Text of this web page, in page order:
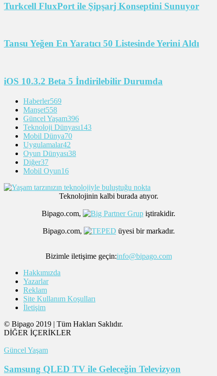
Turkcell FluxPort ile Şipşarj Konseptini Sunuyor
Tansu Yeğen En Yaratıcı 50 Listesinde Yerini Aldı
iOS 10.3.2 Beta 5 İndirilebilir Durumda
Haberler569
Manşet558
Güncel Yaşam396
Teknoloji Dünyası143
Mobil Dünya70
Uygulamalar42
Oyun Dünyası38
Diğer37
Mobil Oyun16
Teknolojinin kalbi burada atıyor.
Bipago.com, iştirakidir.
Bipago.com, üyesi bir markadır.
Bizimle iletişime geçin:info@bipago.com
Hakkımızda
Yazarlar
Reklam
Site Kullanım Koşulları
İletişim
© Bipago 2019 | Tüm Hakları Saklıdır.
DİĞER İÇERİKLER
Güncel Yaşam
Samsung QLED TV ile Geleceğin Televizyon